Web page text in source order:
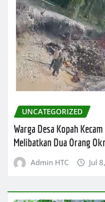
UNCATEGORIZED
Warga Desa Kopah
Melibatkan Dua Orang
Admin HTC Jul